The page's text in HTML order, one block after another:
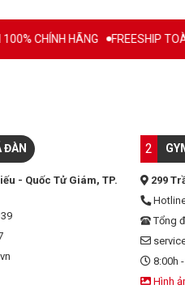
HÃNG FREESHIP TOÀN
ĐÀN
- Quốc Tử Giám, TP.
2
299
Tổng
8:00h
Hình